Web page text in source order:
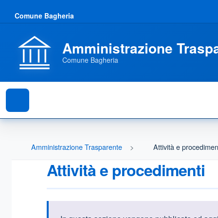
Comune Bagheria
Amministrazione
Comune Bagheria
Amministrazione Trasparente Attività e
Attività e procedimenti